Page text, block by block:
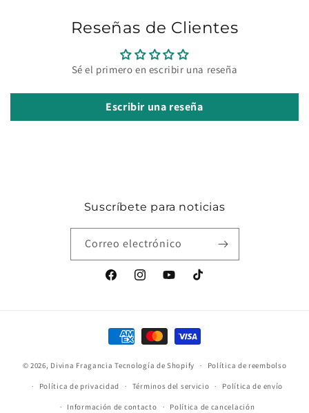
Reseñas de Clientes
Sé el primero en escribir una reseña
Escribir una reseña
Suscríbete para noticias
Correo electrónico
FacebookInstagramYouTubeTikTok
Formas
de
pago
© 2026, Divina Fragancia Tecnología de Shopify Política de reembolso
Política de privacidad Términos del servicio Política de envío
Información de contacto Política de cancelación